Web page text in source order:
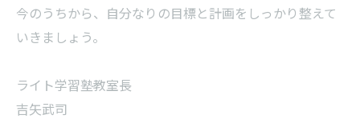
今のうちから、自分なりの目標と計画をしっかり整えて
いきましょう。
ライト学習塾教室長
吉矢武司